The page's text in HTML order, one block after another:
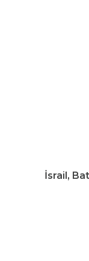
İsrail,